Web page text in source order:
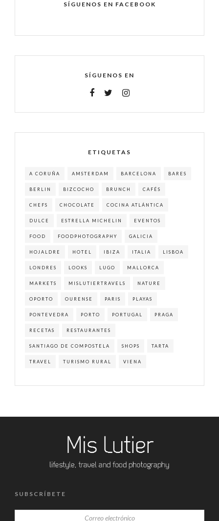
SÍGUENOS EN FACEBOOK
SÍGUENOS EN
ETIQUETAS
A CORUÑA AMSTERDAM BARCELONA BARES
BERLIN BIZCOCHO BRUNCH CAFÉS
CHEFS CHOCOLATE COCINA ATLÁNTICA
DULCE ESTRELLA MICHELIN EVENTOS
FOOD FOODPHOTOGRAPHY GALICIA
HOJALDRE HOTEL IBIZA ITALIA LISBOA
LONDRES LOOKS LUGO MALLORCA
MARKETS MISLUTIERTRAVELS NATURE
OPORTO OURENSE PARIS PLAYAS
PONTEVEDRA PORTO PORTUGAL PRAGA
RECETAS RESTAURANTES
SANTIAGO DE COMPOSTELA SHOPS TARTA
TRAVEL TURISMO RURAL VIENA
SUBSCRÍBETE